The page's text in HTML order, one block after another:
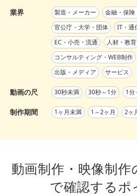
業界 製造・メーカー
金融・保険
官公庁・大学・団体
IT・通
EC・小売・流通
人材・教育
コンサルティング・WEB制作
出版・メディア
サービス
動画の尺 30秒未満 30秒～1分 1分
制作期間 1ヶ月未満 1～2ヶ月 2ヶ
動画制作・映像制作
で確認するポ